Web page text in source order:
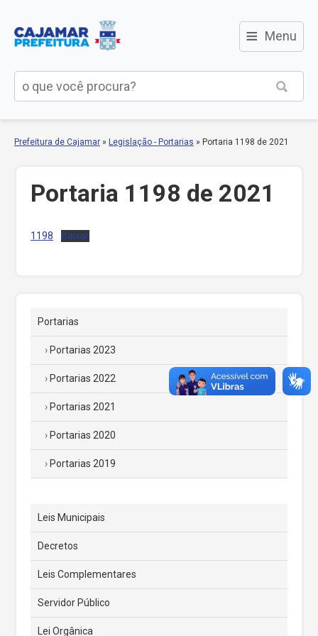
≡ Menu
Prefeitura de Cajamar » Legislação - Portarias » Portaria 1198 de 2021
Portaria 1198 de 2021
1198 Baixar
Portarias
Portarias 2023
Portarias 2022
Portarias 2021
Portarias 2020
Portarias 2019
Leis Municipais
Decretos
Leis Complementares
Servidor Público
Lei Orgânica